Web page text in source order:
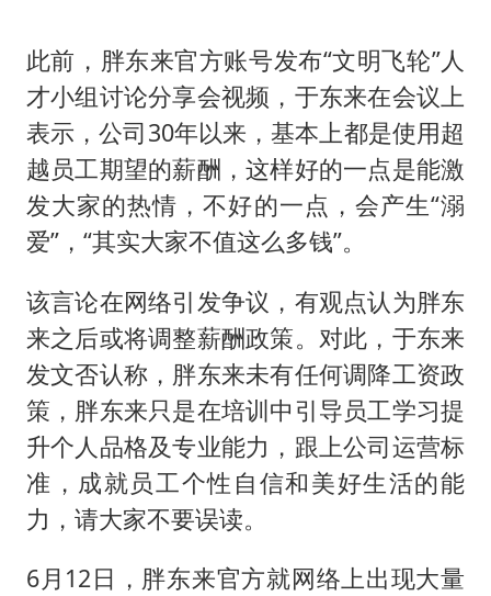
此前，胖东来官方账号发布“文明飞轮”人
才小组讨论分享会视频，于东来在会议上
表示，公司30年以来，基本上都是使用超
越员工期望的薪酬，这样好的一点是能激
发大家的热情，不好的一点，会产生“溺
爱”，“其实大家不值这么多钱”。
该言论在网络引发争议，有观点认为胖东
来之后或将调整薪酬政策。对此，于东来
发文否认称，胖东来未有任何调降工资政
策，胖东来只是在培训中引导员工学习提
升个人品格及专业能力，跟上公司运营标
准，成就员工个性自信和美好生活的能
力，请大家不要误读。
6月12日，胖东来官方就网络上出现大量